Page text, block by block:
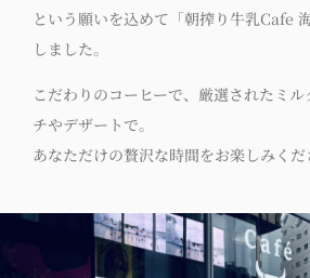
という願いを込めて「朝搾り牛乳Cafe
しました。
こだわりのコーヒーで、厳選されたミ
チやデザートで。
あなただけの贅沢な時間をお楽しみくだ